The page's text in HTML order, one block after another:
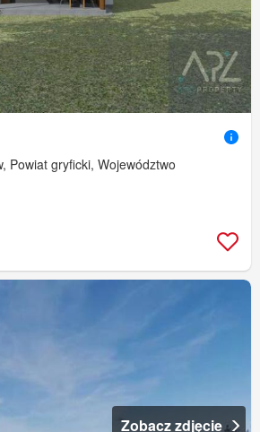
Powiat gryficki, Województwo
Zobacz zdjęcie